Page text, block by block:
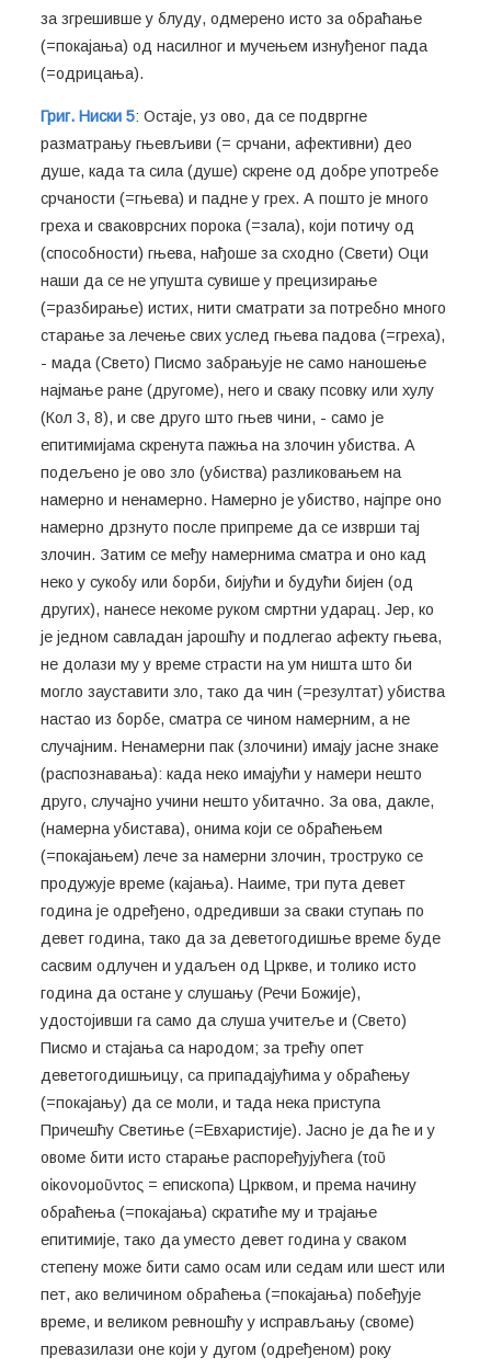
за згрешивше у блуду, одмерено исто за обраћање
(=покајања) од насилног и мучењем изнуђеног пада
(=одрицања).
Григ. Ниски 5: Остаје, уз ово, да се подвргне
разматрању гњевљиви (= срчани, афективни) део
душе, када та сила (душе) скрене од добре употребе
срчаности (=гњева) и падне у грех. А пошто је много
греха и сваковрсних порока (=зала), који потичу од
(способности) гњева, нађоше за сходно (Свети) Оци
наши да се не упушта сувише у прецизирање
(=разбирање) истих, нити сматрати за потребно много
старање за лечење свих услед гњева падова (=греха),
- мада (Свето) Писмо забрањује не само наношење
најмање ране (другоме), него и сваку псовку или хулу
(Кол 3, 8), и све друго што гњев чини, - само је
епитимијама скренута пажња на злочин убиства. А
подељено је ово зло (убиства) разликовањем на
намерно и ненамерно. Намерно је убиство, најпре оно
намерно дрзнуто после припреме да се изврши тај
злочин. Затим се међу намернима сматра и оно кад
неко у сукобу или борби, бијући и будући бијен (од
других), нанесе некоме руком смртни ударац. Јер, ко
је једном савладан јарошћу и подлегао афекту гњева,
не долази му у време страсти на ум ништа што би
могло зауставити зло, тако да чин (=резултат) убиства
настао из борбе, сматра се чином намерним, а не
случајним. Ненамерни пак (злочини) имају јасне знаке
(распознавања): када неко имајући у намери нешто
друго, случајно учини нешто убитачно. За ова, дакле,
(намерна убистава), онима који се обраћењем
(=покајањем) лече за намерни злочин, троструко се
продужује време (кајања). Наиме, три пута девет
година је одређено, одредивши за сваки ступањ по
девет година, тако да за деветогодишње време буде
сасвим одлучен и удаљен од Цркве, и толико исто
година да остане у слушању (Речи Божије),
удостојивши га само да слуша учитеље и (Свето)
Писмо и стајања са народом; за трећу опет
деветогодишњицу, са припадајућима у обраћењу
(=покајању) да се моли, и тада нека приступа
Причешћу Светиње (=Евхаристије). Јасно је да ће и у
овоме бити исто старање распоређујућега (τοῦ
οἰκονομοῦντος = епископа) Црквом, и према начину
обраћења (=покајања) скратиће му и трајање
епитимије, тако да уместо девет година у сваком
степену може бити само осам или седам или шест или
пет, ако величином обраћења (=покајања) побеђује
време, и великом ревношћу у исправљању (своме)
превазилази оне који у дугом (одређеном) року